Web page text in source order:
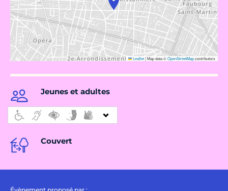
Leaflet|Map data ©OpenStreetMapcontributors
Jeunes et adultes
Couvert